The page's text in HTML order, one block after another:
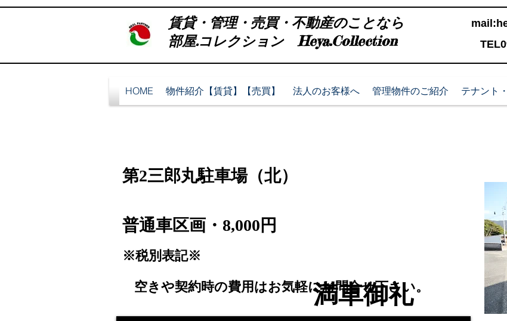
賃貸・管理・売買・不動産のことなら
部屋.コレクション Heya.Collection
mail:
HOME 物件紹介【賃貸】【売買】 法人のお客様へ 管理物件のご紹介 テナント
第2三郎丸駐車場（北）
普通車区画・8,000円
​※税別表記※
空きや契約時の費用はお気軽にお問合せ下さい。
満車御礼